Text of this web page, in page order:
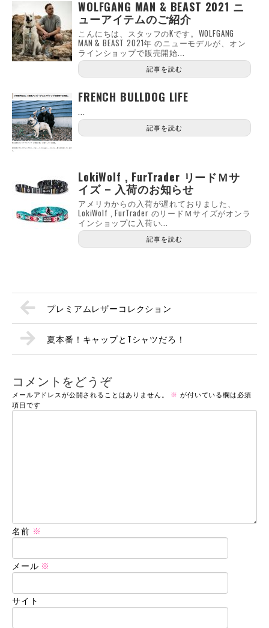
WOLFGANG MAN & BEAST 2021 ニ
ューアイテムのご紹介
こんにちは、スタッフのKです。WOLFGANG
MAN & BEAST 2021年 のニューモデルが、オン
ラインショップで販売開始...
記事を読む
FRENCH BULLDOG LIFE
...
記事を読む
LokiWolf , FurTrader リードＭサ
イズ – 入荷のお知らせ
アメリカからの入荷が遅れておりました、
LokiWolf , FurTrader のリードＭサイズがオンラ
インショップに入荷い...
記事を読む
プレミアムレザーコレクション
夏本番！キャップとTシャツだろ！
コメントをどうぞ
メールアドレスが公開されることはありません。 ※ が付いている欄は必須
項目です
名前 ※
メール ※
サイト